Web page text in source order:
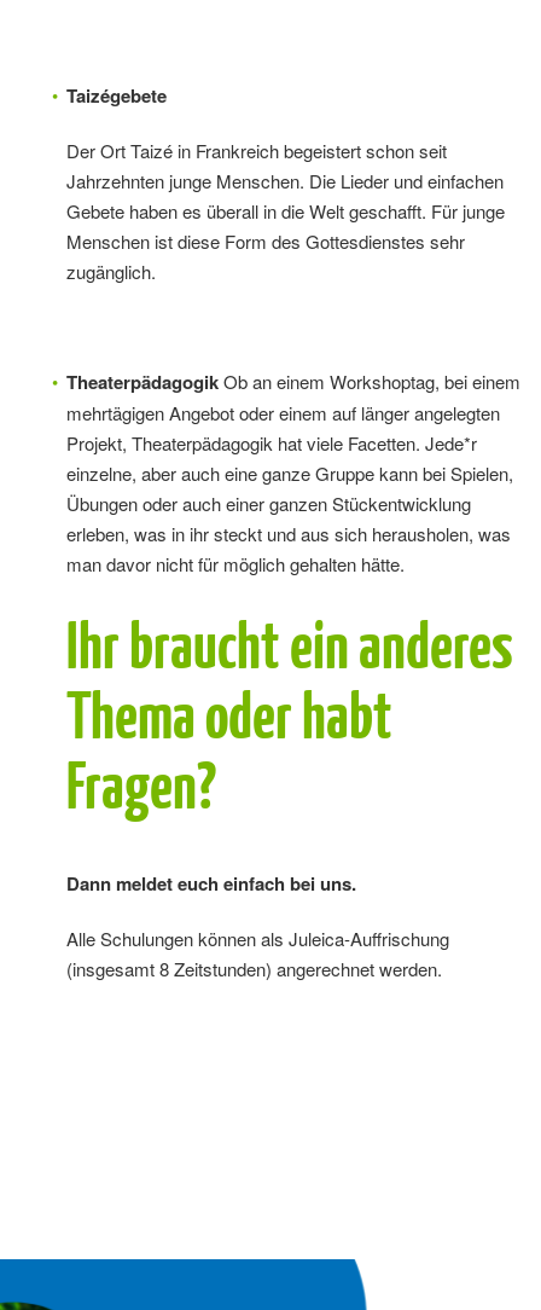
Taizégebete
Der Ort Taizé in Frankreich begeistert schon seit
Jahrzehnten junge Menschen. Die Lieder und einfachen
Gebete haben es überall in die Welt geschafft. Für junge
Menschen ist diese Form des Gottesdienstes sehr
zugänglich.
TheaterpädagogikOb an einem Workshoptag, bei einem
mehrtägigen Angebot oder einem auf länger angelegten
Projekt, Theaterpädagogik hat viele Facetten. Jede*r
einzelne, aber auch eine ganze Gruppe kann bei Spielen,
Übungen oder auch einer ganzen Stückentwicklung
erleben, was in ihr steckt und aus sich herausholen, was
man davor nicht für möglich gehalten hätte.
Ihr braucht ein anderes
Thema oder habt
Fragen?
Dann meldet euch einfach bei uns.
Alle Schulungen können als Juleica-Auffrischung
(insgesamt 8 Zeitstunden) angerechnet werden.